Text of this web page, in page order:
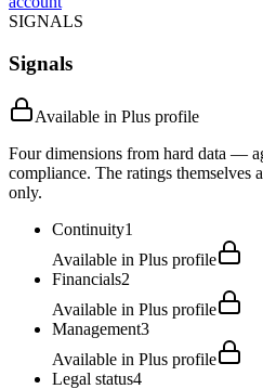
SIGNALS
Signals
Available in Plus profile
Four dimensions from hard data —
compliance. The ratings themselves
only.
Continuity1
Available in Plus profile
Financials2
Available in Plus profile
Management3
Available in Plus profile
Legal status4